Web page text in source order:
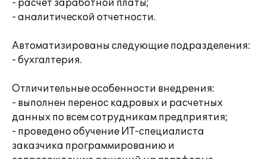
- расчет заработной платы;
- аналитической отчетности.
Автоматизированы следующие подразделения:
- бухгалтерия.
Отличительные особенности внедрения:
- выполнен перенос кадровых и расчетных
данных по всем сотрудникам предприятия;
- проведено обучение ИТ-специалиста
заказчика программированию и